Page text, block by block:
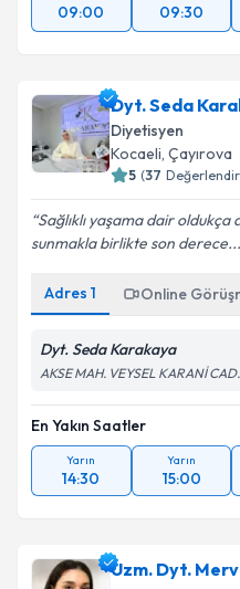
09:00
09:30
Dyt. Seda
Diyetisyen
Kocaeli, Çayırova
5 (37
Sağlıklı yaşama dair oldukça
sunmakla birlikte son derece...
Adres 1 Online
Dyt. Seda Karakaya
AKSE MAH. VEYSEL KARANİ
En Yakın Saatler
Yarın
14:30
Yarın
15:00
Uzm. Dyt.